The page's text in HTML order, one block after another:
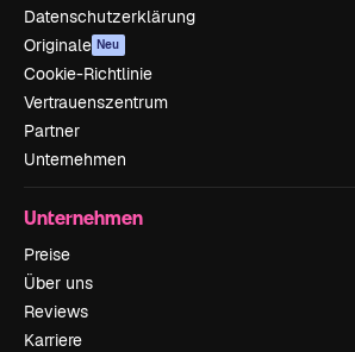
Datenschutzerklärung
Originale Neu
Cookie-Richtlinie
Vertrauenszentrum
Partner
Unternehmen
Unternehmen
Preise
Über uns
Reviews
Karriere